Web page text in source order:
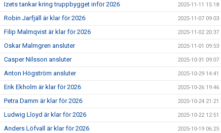
Izets tankar kring truppbygget inför 2026 2025-11-11 15:18
Robin Jarfjäll är klar för 2026 2025-11-07 09:03
Filip Malmqvist är klar för 2026 2025-11-02 20:37
Oskar Malmgren ansluter 2025-11-01 09:53
Casper Nilsson ansluter 2025-10-31 09:07
Anton Högström ansluter 2025-10-29 14:41
Erik Ekholm är klar för 2026 2025-10-26 19:46
Petra Damm är klar för 2026 2025-10-24 21:21
Ludwig Lloyd är klar för 2026 2025-10-22 12:51
Anders Löfvall är klar för 2026 2025-10-19 06:25